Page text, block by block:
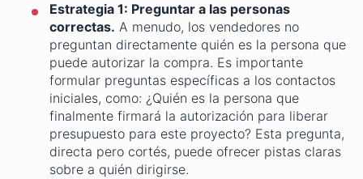
Estrategia 1: Preguntar a las personas
correctas. A menudo, los vendedores no
preguntan directamente quién es la persona que
puede autorizar la compra. Es importante
formular preguntas específicas a los contactos
iniciales, como: ¿Quién es la persona que
finalmente firmará la autorización para liberar
presupuesto para este proyecto? Esta pregunta,
directa pero cortés, puede ofrecer pistas claras
sobre a quién dirigirse.